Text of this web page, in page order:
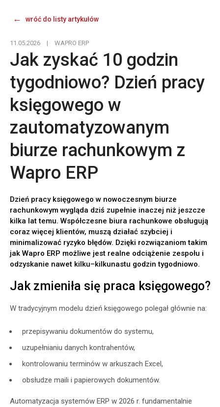
wróć do listy artykułów
11.05.2026 | WAPRO ERP
Jak zyskać 10 godzin
tygodniowo? Dzień pracy
księgowego w
zautomatyzowanym
biurze rachunkowym z
Wapro ERP
Dzień pracy księgowego w nowoczesnym biurze
rachunkowym wygląda dziś zupełnie inaczej niż jeszcze
kilka lat temu. Współczesne biura rachunkowe obsługują
coraz więcej klientów, muszą działać szybciej i
minimalizować ryzyko błędów. Dzięki rozwiązaniom takim
jak Wapro ERP możliwe jest realne odciążenie zespołu i
odzyskanie nawet kilku–kilkunastu godzin tygodniowo.
Jak zmieniła się praca księgowego?
W tradycyjnym modelu dzień księgowego polegał głównie na:
przepisywaniu dokumentów do systemu,
uzupełnianiu danych kontrahentów,
kontrolowaniu terminów w arkuszach Excel,
obsłudze maili i papierowych dokumentów.
Automatyzacja systemów ERP w 2026 r. fundamentalnie